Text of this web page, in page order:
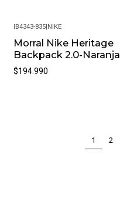
IB4343-835| NIKE
Morral Nike Heritage
Backpack 2.0-Naranja
$194.990
1 2